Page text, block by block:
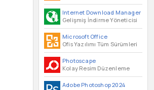
Internet Download Manager
Gelişmiş İndirme Yöneticisi
Microsoft Office
Ofis Yazılımı Tüm Sürümleri
Photoscape
Kolay Resim Düzenleme
Adobe Photoshop 2024